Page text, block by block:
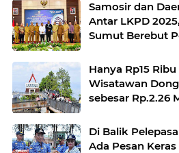
Samosir dan
Antar LKPD
Sumut Berebut
Hanya Rp15
Wisatawan
sebesar Rp.2.26
Di Balik
Ada Pesan